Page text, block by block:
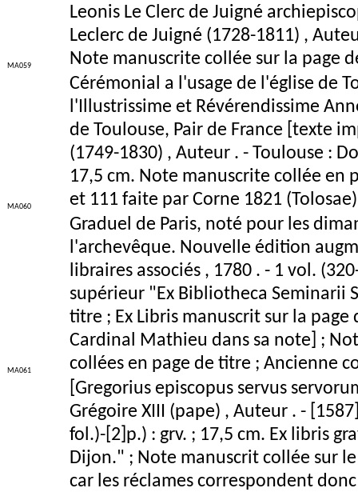
MA059
Leonis Le Clerc de Juigné
Leclerc de Juigné (1728-1811) ,
Note manuscrite collée sur la page
MA060
Cérémonial a l'usage de l'église de
l'Illustrissime et Révérendissime
de Toulouse, Pair de France [texte
(1749-1830) , Auteur . - Toulouse :
17,5 cm. Note manuscrite collée en
et 111 faite par Corne 1821 (Tolosae)
MA061
Graduel de Paris, noté pour les
l'archevêque. Nouvelle édition
libraires associés , 1780 . - 1 vol.
supérieur "Ex Bibliotheca Seminarii
titre ; Ex Libris manuscrit sur la
Cardinal Mathieu dans sa note] ;
collées en page de titre ; Ancienne
[Gregorius episcopus servus
Grégoire XIII (pape) , Auteur . -
fol.)-[2]p.) : grv. ; 17,5 cm. Ex libris
Dijon." ; Note manuscrit collée sur
car les réclames correspondent